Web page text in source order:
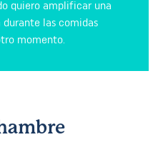
quiero amplificar una
durante las comidas
momento.